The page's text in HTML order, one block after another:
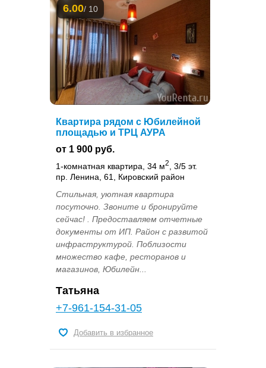
6.00/ 10
Квартира рядом с Юбилейной
площадью и ТРЦ АУРА
от 1 900 руб.
1-комнатная квартира, 34 м2
, 3/5 эт.
пр. Ленина, 61, Кировский район
Cтильная, уютная квартира
посуточно. Звоните и бронируйте
сейчас! . Предоставляем отчетные
документы от ИП. Район с развитой
инфраструктурой. Поблизости
множество кафе, ресторанов и
магазинов, Юбилейн...
Татьяна
+7-961-154-31-05
Добавить в избранное